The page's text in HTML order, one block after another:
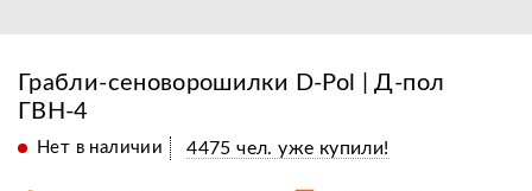
Грабли-сеноворошилки D-Pol | Д-пол
ГВН-4
Нет в наличии 4475 чел. уже купили!